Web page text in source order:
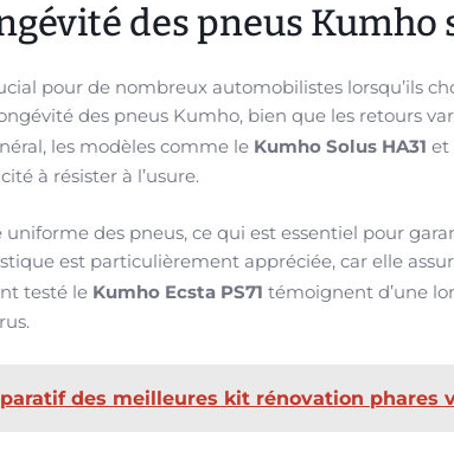
des pneus Kumho
pour de nombreux automobilistes lorsqu’ils
des pneus Kumho, bien que les retours
les modèles comme le Kumho Solus HA31 et
à résister à l’usure.
uniforme des pneus, ce qui est essentiel pour
est particulièrement appréciée, car elle
testé le Kumho Ecsta PS71 témoignent d’une
des meilleures kit rénovation phares